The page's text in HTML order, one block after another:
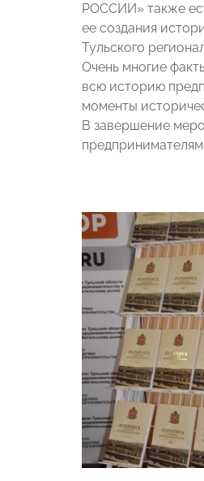
РОССИИ» также
ее создания
Тульского
Очень многие
всю историю
моменты
В завершение